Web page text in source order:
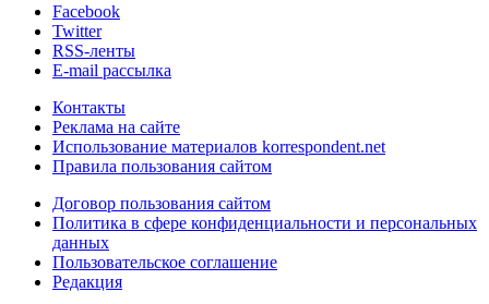
Facebook
Twitter
RSS-ленты
E-mail рассылка
Контакты
Реклама на сайте
Использование материалов korrespondent.net
Правила пользования сайтом
Договор пользования сайтом
Политика в сфере конфиденциальности и персональных
данных
Пользовательское соглашение
Редакция